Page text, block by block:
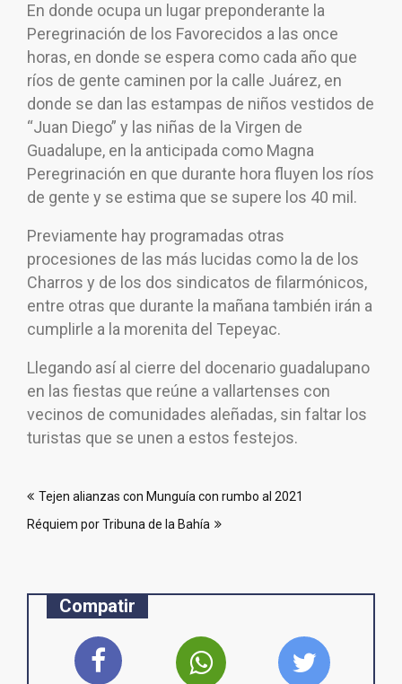
En donde ocupa un lugar preponderante la
Peregrinación de los Favorecidos a las once
horas, en donde se espera como cada año que
ríos de gente caminen por la calle Juárez, en
donde se dan las estampas de niños vestidos de
“Juan Diego” y las niñas de la Virgen de
Guadalupe, en la anticipada como Magna
Peregrinación en que durante hora fluyen los ríos
de gente y se estima que se supere los 40 mil.
Previamente hay programadas otras
procesiones de las más lucidas como la de los
Charros y de los dos sindicatos de filarmónicos,
entre otras que durante la mañana también irán a
cumplirle a la morenita del Tepeyac.
Llegando así al cierre del docenario guadalupano
en las fiestas que reúne a vallartenses con
vecinos de comunidades aleñadas, sin faltar los
turistas que se unen a estos festejos.
de
entradas
Tejen alianzas con Munguía con rumbo al 2021
Réquiem por Tribuna de la Bahía
Compatir